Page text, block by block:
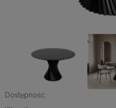
Dostępność: